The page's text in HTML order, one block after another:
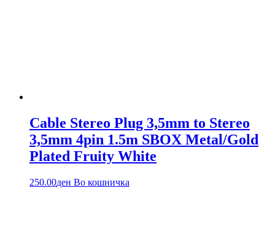
Cable Stereo Plug 3,5mm to Stereo
3,5mm 4pin 1.5m SBOX Metal/Gold
Plated Fruity White
250.00ден Во кошничка